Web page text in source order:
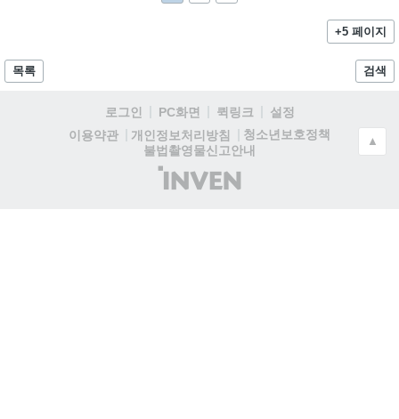
+5 페이지
목록 검색
로그인 PC화면 퀵링크
설정
이용약관
개인정보처리방침
청소년보호정책
불법촬영물신고안내
(주)
인
▲